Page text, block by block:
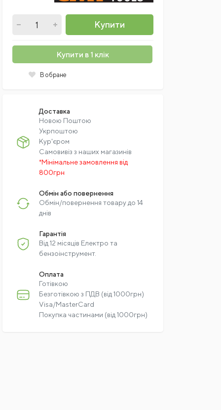
Купити
Купити в 1 клік
В обране
Доставка
Новою Поштою
Укрпоштою
Кур'єром
Самовивіз з наших магазинів
*Мінімальне замовлення від
800грн
Обмін або повернення
Обмін/повернення товару до 14
днів
Гарантія
Від 12 місяців Електро та
бензоінструмент.
Оплата
Готівкою
Безготівкою з ПДВ (від 1000грн)
Visa/MasterCard
Покупка частинами (від 1000грн)